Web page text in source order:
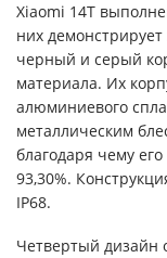
Xiaomi 14T
них
черный и серый
материала. Их
алюминиевого
металлическим
благодаря чему
93,30%.
IP68.
Четвертый дизайн